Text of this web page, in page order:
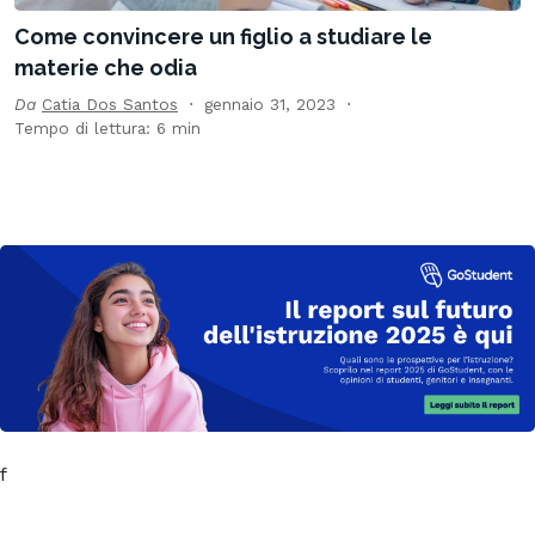
Come convincere un figlio a studiare le
materie che odia
Da Catia Dos Santos
gennaio 31, 2023
Tempo di lettura: 6 min
f